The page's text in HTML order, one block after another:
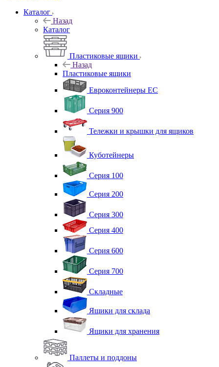
Каталог
Назад
Каталог
Пластиковые ящики
Назад
Пластиковые ящики
Евроконтейнеры ЕС
Серия 900
Тележки и крышки для ящиков
Куботейнеры
Серия 100
Серия 200
Серия 300
Серия 400
Серия 600
Серия 700
Складные
Ящики для склада
Ящики для хранения
Паллеты и поддоны